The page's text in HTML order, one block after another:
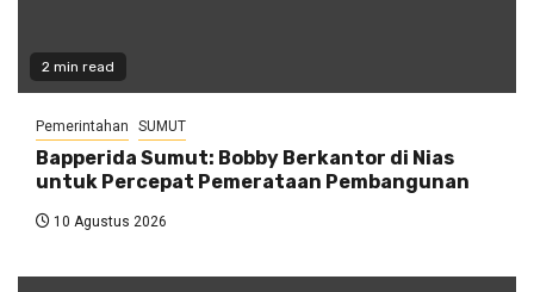
2 min read
Pemerintahan SUMUT
Bapperida Sumut: Bobby Berkantor di Nias
untuk Percepat Pemerataan Pembangunan
10 Agustus 2026